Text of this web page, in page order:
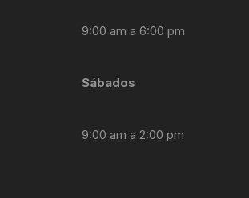
9:00 am a 6:00 pm
Sábados
9:00 am a 2:00 pm